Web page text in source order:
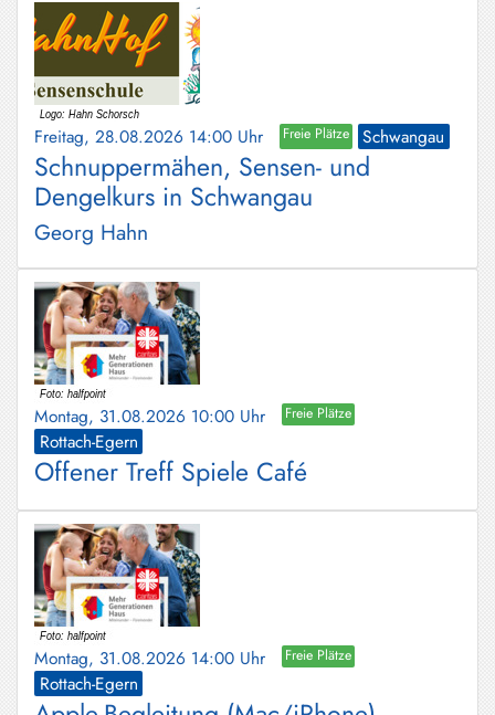
Freitag, 28.08.2026 14:00 Uhr Freie Plätze Schwangau
Schnuppermähen, Sensen- und
Dengelkurs in Schwangau
Georg Hahn
Montag, 31.08.2026 10:00 Uhr Freie Plätze
Rottach-Egern
Offener Treff Spiele Café
Montag, 31.08.2026 14:00 Uhr Freie Plätze
Rottach-Egern